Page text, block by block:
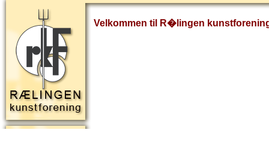
Velkommen til R�lingen